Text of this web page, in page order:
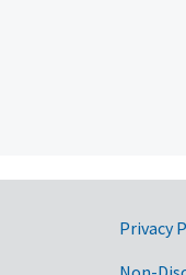
negocios, industria
Privacy